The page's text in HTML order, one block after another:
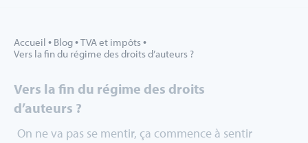
Accueil • Blog•TVA et impôts•
Vers la fin du régime des droits d’auteurs ?
Vers la fin du régime des droits
d’auteurs ?
On ne va pas se mentir, ça commence à sentir